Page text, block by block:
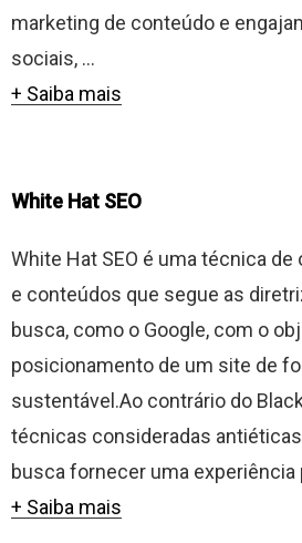
marketing de conteúdo e
sociais, ...
+ Saiba mais
White Hat SEO
White Hat SEO é uma técnica
e conteúdos que segue as
busca, como o Google, com o
posicionamento de um site de
sustentável.Ao contrário do
técnicas consideradas
busca fornecer uma experiência
+ Saiba mais